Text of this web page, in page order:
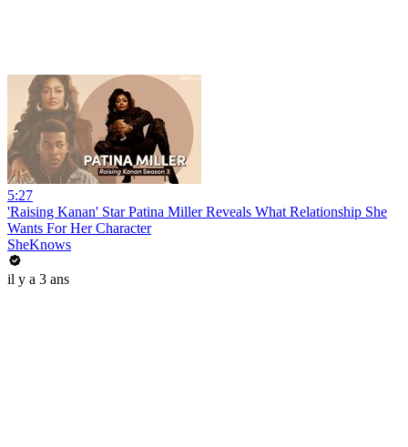
5:27
'Raising Kanan' Star Patina Miller Reveals What Relationship She
Wants For Her Character
SheKnows
il y a 3 ans